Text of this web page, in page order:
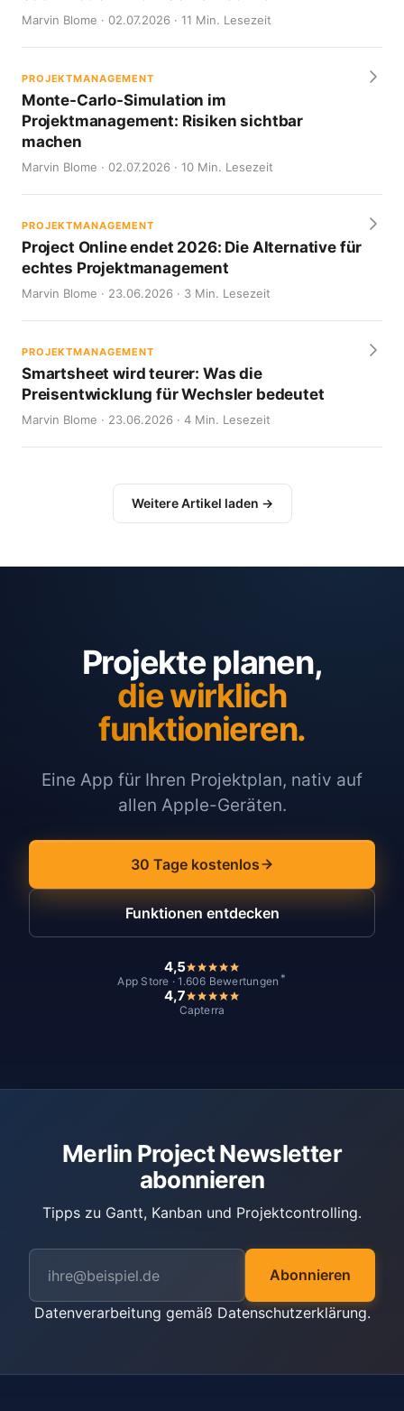
Marvin Blome · 02.07.2026 · 11 Min. Lesezeit
PROJEKTMANAGEMENT
Monte-Carlo-Simulation im
Projektmanagement: Risiken sichtbar
machen
Marvin Blome · 02.07.2026 · 10 Min. Lesezeit
PROJEKTMANAGEMENT
Project Online endet 2026: Die Alternative für
echtes Projektmanagement
Marvin Blome · 23.06.2026 · 3 Min. Lesezeit
PROJEKTMANAGEMENT
Smartsheet wird teurer: Was die
Preisentwicklung für Wechsler bedeutet
Marvin Blome · 23.06.2026 · 4 Min. Lesezeit
Weitere Artikel laden →
Projekte planen,
die wirklich
funktionieren.
Eine App für Ihren Projektplan, nativ auf
allen Apple-Geräten.
30 Tage kostenlos
Funktionen entdecken
4,5
App Store · 1.606 Bewertungen *
4,7
Capterra
Merlin Project Newsletter
abonnieren
Tipps zu Gantt, Kanban und Projektcontrolling.
Abonnieren
Datenverarbeitung gemäß Datenschutzerklärung.